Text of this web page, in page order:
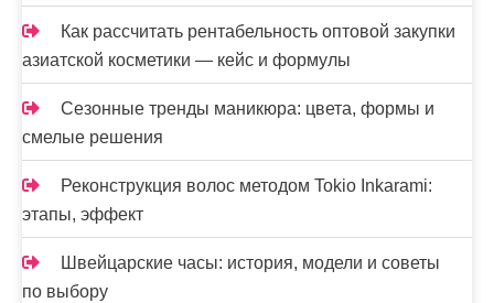
Как рассчитать рентабельность оптовой закупки
азиатской косметики — кейс и формулы
Сезонные тренды маникюра: цвета, формы и
смелые решения
Реконструкция волос методом Tokio Inkarami:
этапы, эффект
Швейцарские часы: история, модели и советы
по выбору